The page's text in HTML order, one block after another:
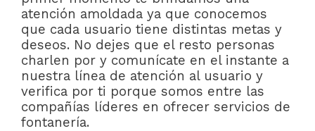
atención amoldada ya que conocemos
que cada usuario tiene distintas metas y
deseos. No dejes que el resto personas
charlen por y comunícate en el instante a
nuestra línea de atención al usuario y
verifica por ti porque somos entre las
compañías líderes en ofrecer servicios de
fontanería.